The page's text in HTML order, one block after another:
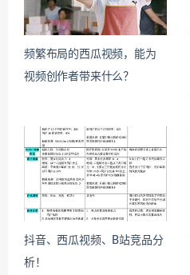
频繁布局的西瓜视频，能为
视频创作者带来什么？
抖音、西瓜视频、B站竞品分
析！